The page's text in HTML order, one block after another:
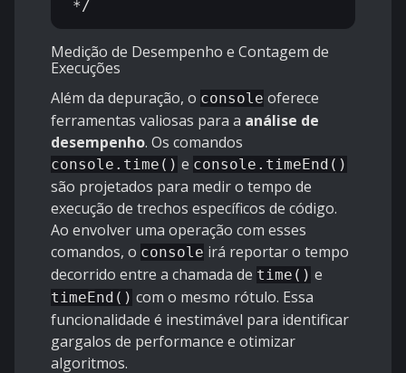
Medição de Desempenho e Contagem de
Execuções
Além da depuração, o console oferece
ferramentas valiosas para a análise de
desempenho. Os comandos
console.time() e console.timeEnd()
são projetados para medir o tempo de
execução de trechos específicos de código.
Ao envolver uma operação com esses
comandos, o console irá reportar o tempo
decorrido entre a chamada de time() e
timeEnd() com o mesmo rótulo. Essa
funcionalidade é inestimável para identificar
gargalos de performance e otimizar
algoritmos.